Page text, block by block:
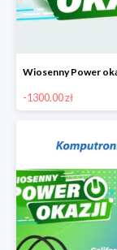
-1300.00 zł